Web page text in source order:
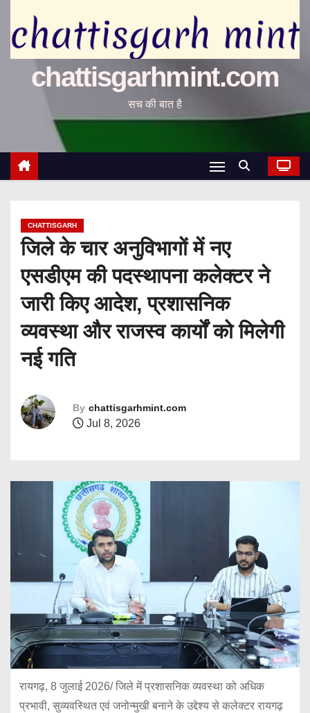
chattisgarhmint.com
सच की बात है
CHATTISGARH
जिले के चार अनुविभागों में नए
एसडीएम की पदस्थापना कलेक्टर ने
जारी किए आदेश, प्रशासनिक
व्यवस्था और राजस्व कार्यों को मिलेगी
नई गति
By chattisgarhmint.com
Jul 8, 2026
रायगढ़, 8 जुलाई 2026/ जिले में प्रशासनिक व्यवस्था को अधिक
प्रभावी, सुव्यवस्थित एवं जनोन्मुखी बनाने के उद्देश्य से कलेक्टर रायगढ़